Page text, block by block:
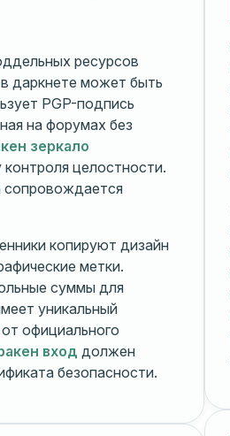
ресурсов
в даркнете может быть
PGP-подпись
на форумах без
зеркало
целостности.
сопровождается
копируют дизайн
метки.
суммы для
уникальный
от официального
вход должен
безопасности.